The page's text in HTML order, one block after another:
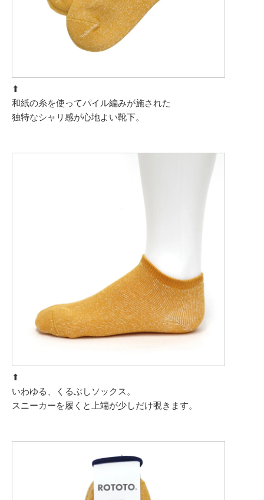
⬆︎
和紙の糸を使ってパイル編みが施された
独特なシャリ感が心地よい靴下。
⬆︎
いわゆる、くるぶしソックス。
スニーカーを履くと上端が少しだけ覗きます。